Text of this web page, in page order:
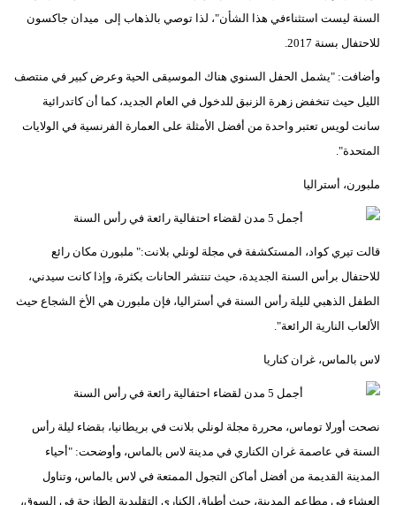
السنة ليست استثناءفي هذا الشأن"، لذا توصي بالذهاب إلى ميدان جاكسون
للاحتفال بسنة 2017.
وأضافت: "يشمل الحفل السنوي هناك الموسيقى الحية وعرض كبير في منتصف
الليل حيث تنخفض زهرة الزنبق للدخول في العام الجديد، كما أن كاتدرائية
سانت لويس تعتبر واحدة من أفضل الأمثلة على العمارة الفرنسية في الولايات
المتحدة".
ملبورن، أستراليا
قالت تيري كواد، المستكشفة في مجلة لونلي بلانت:" ملبورن مكان رائع
للاحتفال برأس السنة الجديدة، حيث تنتشر الحانات بكثرة، وإذا كانت سيدني،
الطفل الذهبي لليلة رأس السنة في أستراليا، فإن ملبورن هي الأخ الشجاع حيث
الألعاب النارية الرائعة".
لاس بالماس، غران كناريا
نصحت أورلا توماس، محررة مجلة لونلي بلانت في بريطانيا، بقضاء ليلة رأس
السنة في عاصمة غران الكناري في مدينة لاس بالماس، وأوضحت: "أحياء
المدينة القديمة من أفضل أماكن التجول الممتعة في لاس بالماس، وتناول
العشاء في مطاعم المدينة، حيث أطباق الكناري التقليدية الطازجة في السوق،